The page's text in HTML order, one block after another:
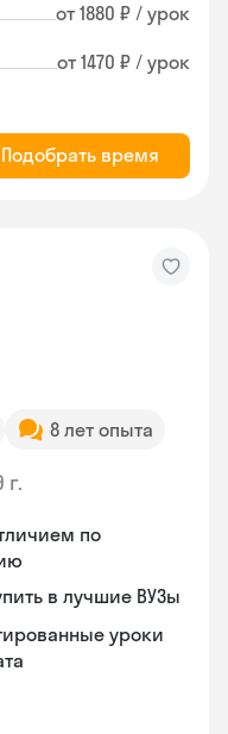
от 1880 ₽ / урок
от 1470 ₽ / урок
Подобрать время
8 лет опыта
г.
по
в лучшие ВУЗы
уроки